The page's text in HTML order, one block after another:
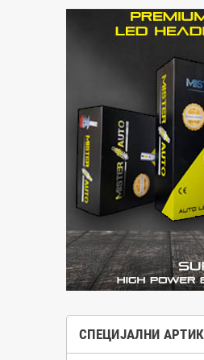
СПЕЦИЈАЛНИ